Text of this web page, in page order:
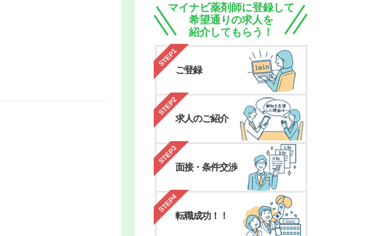
マイナビ薬剤師に登録して
希望通りの求人を
紹介してもらう！
STEP1
ご登録
STEP2
求人のご紹介
STEP3
面接・条件交渉
STEP4
転職成功！！